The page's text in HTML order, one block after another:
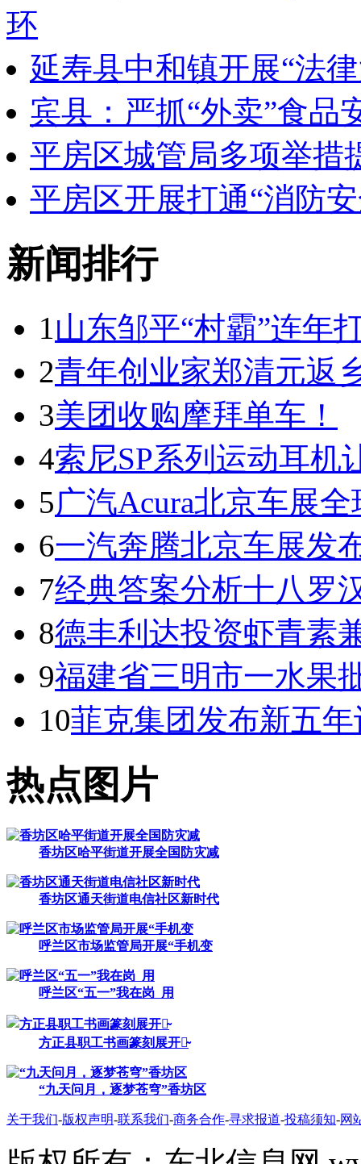
环
延寿县中和镇开展“法
宾县：严抓“外卖”食品
平房区城管局多项举措
平房区开展打通“消防
新闻排行
1山东邹平“村霸”连年
2青年创业家郑清元返
3美团收购摩拜单车！
4索尼SP系列运动耳机
5广汽Acura北京车展
6一汽奔腾北京车展发
7经典答案分析十八罗
8德丰利达投资虾青素
9福建省三明市一水果
10菲克集团发布新五
热点图片
香坊区哈平街道开展全国防灾减
香坊区通天街道电信社区新时代
呼兰区市场监管局开展“手机变
呼兰区“五一”我在岗 用
方正县职工书画篆刻展开幕̴
“九天问月，逐梦苍穹”香坊区
关于我们-版权声明-联系我们-商务合作-寻求报道-投稿须知-网